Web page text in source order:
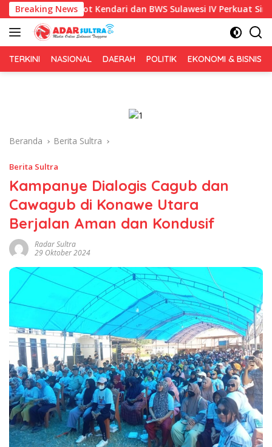
Langsung
ke
konten
Breaking News
Kendari dan BWS Sulawesi IV Perkuat Sinergi Jaga
TERKINI NASIONAL DAERAH POLITIK EKONOMI & BISNIS
Beranda Berita Sultra
Berita Sultra
Kampanye Dialogis Cagub dan
Cawagub di Konawe Utara
Berjalan Aman dan Kondusif
Radar Sultra
29 Oktober 2024